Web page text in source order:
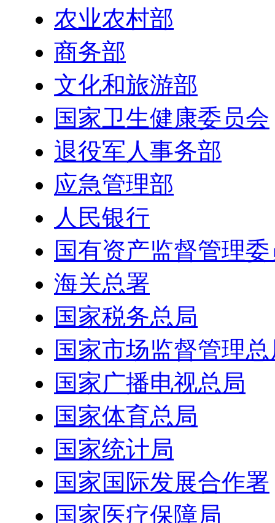
农业农村部
商务部
文化和旅游部
国家卫生健康委员会
退役军人事务部
应急管理部
人民银行
国有资产监督管理
海关总署
国家税务总局
国家市场监督管理
国家广播电视总局
国家体育总局
国家统计局
国家国际发展合作署
国家医疗保障局